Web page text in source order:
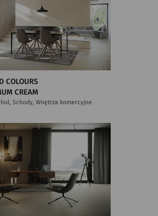
COLOURS
CREAM
Schody, Wnętrza komercyjne